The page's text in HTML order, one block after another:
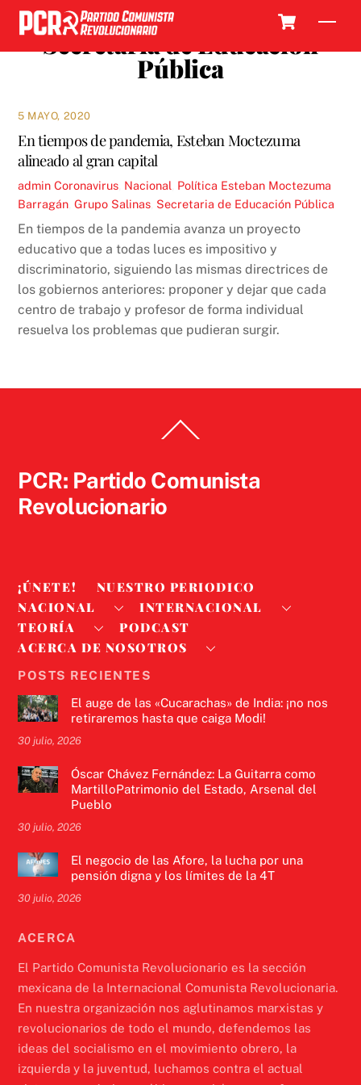
Skip
contentSecretaria de Educación
Pública
5 MAYO, 2020
En tiempos de pandemia, Esteban Moctezuma
alineado al gran capital
admin Coronavirus Nacional Política Esteban Moctezuma
Barragán ,Grupo Salinas Secretaria de Educación Pública
En tiempos de la pandemia avanza un proyecto
educativo que a todas luces es impositivo y
discriminatorio, siguiendo las mismas directrices de
los gobiernos anteriores: proponer y dejar que cada
centro de trabajo y profesor de forma individual
resuelva los problemas que pudieran surgir.
To
PCR: Partido Comunista
Revolucionario
¡ÚNETE!
NUESTRO PERIODICO
NACIONAL
INTERNACIONAL
TEORÍA
PODCAST
ACERCA DE NOSOTROS
POSTS RECIENTES
El auge de las «Cucarachas» de India: ¡no nos
retiraremos hasta que caiga Modi!
30 julio, 2026
Óscar Chávez Fernández: La Guitarra como
MartilloPatrimonio del Estado, Arsenal del
Pueblo
30 julio, 2026
El negocio de las Afore, la lucha por una
pensión digna y los límites de la 4T
30 julio, 2026
ACERCA
El Partido Comunista Revolucionario es la sección
mexicana de la Internacional Comunista Revolucionaria.
En nuestra organización nos aglutinamos marxistas y
revolucionarios de todo el mundo, defendemos las
ideas del socialismo en el movimiento obrero, la
izquierda y la juventud, luchamos contra el actual